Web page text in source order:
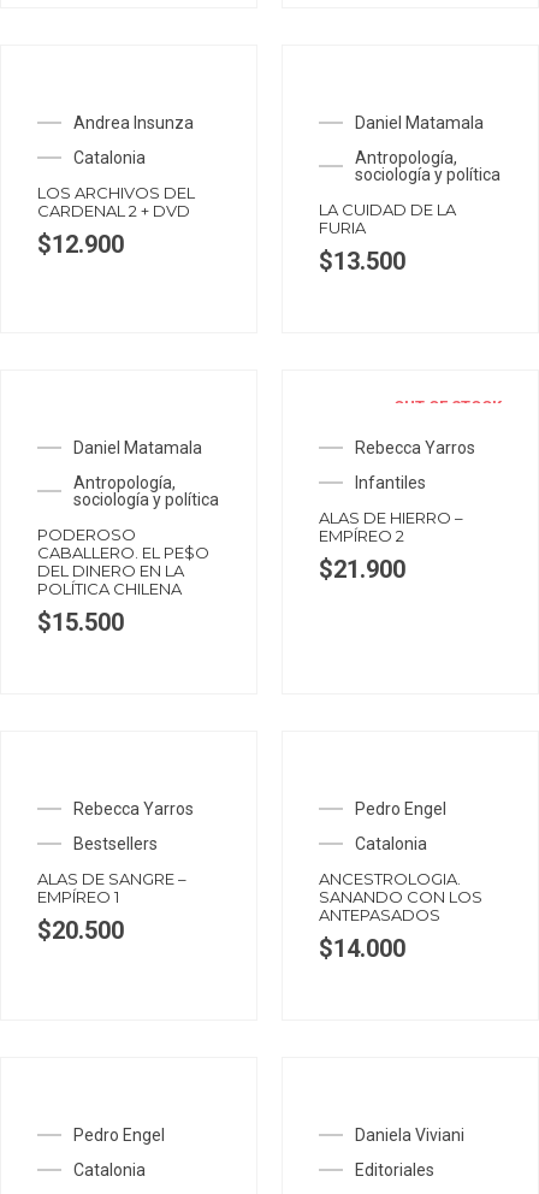
Andrea Insunza
Catalonia
LOS ARCHIVOS DEL
CARDENAL 2 + DVD
$12.900
Daniel Matamala
Antropología,
sociología y política
LA CUIDAD DE LA
FURIA
$13.500
Daniel Matamala
Antropología,
sociología y política
PODEROSO
CABALLERO. EL PE$O
DEL DINERO EN LA
POLÍTICA CHILENA
$15.500
OUT OF STOCK
Rebecca Yarros
Infantiles
ALAS DE HIERRO –
EMPÍREO 2
$21.900
Rebecca Yarros
Bestsellers
ALAS DE SANGRE –
EMPÍREO 1
$20.500
Pedro Engel
Catalonia
ANCESTROLOGIA.
SANANDO CON LOS
ANTEPASADOS
$14.000
Pedro Engel
Catalonia
Daniela Viviani
Editoriales